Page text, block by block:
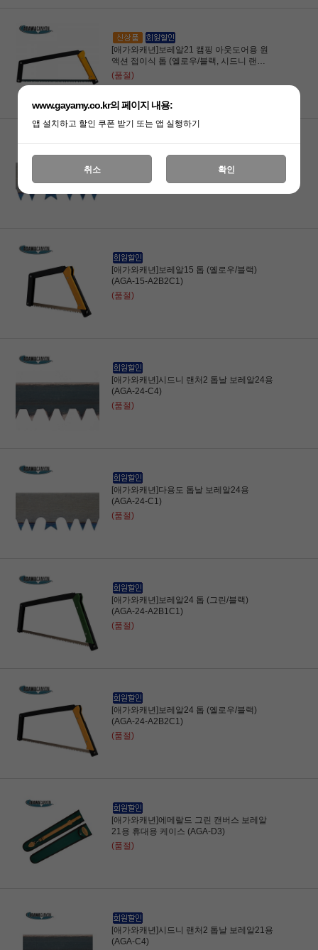
[애가와캐년]보레알21 캠핑 아웃도어용 원
액션 접이식 톱 (옐로우/블랙, 시드니 랜처2
톱날) (AGA-A2B2C4)
(품절)
[애가와캐년]다용도 톱날 보레알15용
(품절)
[애가와캐년]보레알15 톱 (옐로우/블랙)
(AGA-15-A2B2C1)
(품절)
[애가와캐년]시드니 랜처2 톱날 보레알24용
(AGA-24-C4)
(품절)
[애가와캐년]다용도 톱날 보레알24용
(AGA-24-C1)
(품절)
[애가와캐년]보레알24 톱 (그린/블랙)
(AGA-24-A2B1C1)
(품절)
[애가와캐년]보레알24 톱 (옐로우/블랙)
(AGA-24-A2B2C1)
(품절)
[애가와캐년]에메랄드 그린 캔버스 보레알
21용 휴대용 케이스 (AGA-D3)
(품절)
[애가와캐년]시드니 랜처2 톱날 보레알21용
(AGA-C4)
www.gayamy.co.kr의 페이지 내용:
앱 설치하고 할인 쿠폰 받기 또는 앱 실행하기
취소 확인